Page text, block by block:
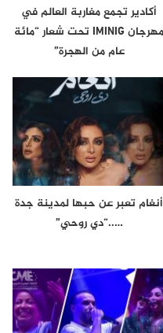
أكادير تجمع مغاربة العالم في
مهرجان IMINIG تحت شعار “مائة
عام من الهجرة”
أنغام تعبر عن حبها لمدينة جدة
…..“دي روحي”